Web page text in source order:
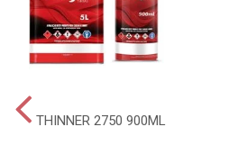
THINNER 2750 900ML